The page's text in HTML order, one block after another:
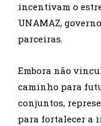
incentivam o
UNAMAZ,
parceiras.
Embora não
caminho para
conjuntos,
para fortalecer a